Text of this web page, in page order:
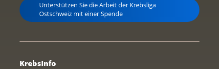
Unterstützen Sie die Arbeit der Krebsliga
Ostschweiz mit einer Spende
KrebsInfo